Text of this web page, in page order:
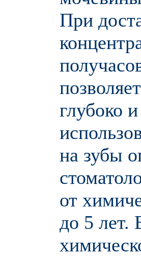
При
глубоко
на зубы
от
до 5 лет.